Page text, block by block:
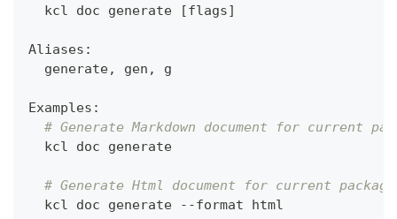
  kcl doc generate
[flags]
Aliases:
  generate, gen, g
Examples:
# Generate Markdown document for current
  kcl doc generate
# Generate Html document for current package
  kcl doc generate --format html